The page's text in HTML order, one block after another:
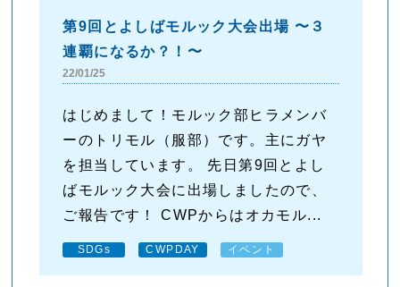
第9回とよしばモルック大会出場 〜３
連覇になるか？！〜
22/01/25
はじめまして！モルック部ヒラメンバ
ーのトリモル（服部）です。主にガヤ
を担当しています。 先日第9回とよし
ばモルック大会に出場しましたので、
ご報告です！ CWPからはオカモル...
SDGs CWPDAY イベント